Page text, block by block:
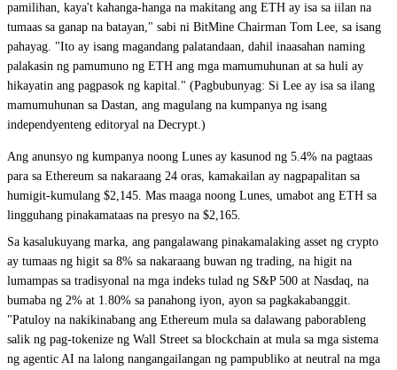
pamilihan, kaya't kahanga-hanga na makitang ang ETH ay isa sa iilan na
tumaas sa ganap na batayan," sabi ni BitMine Chairman Tom Lee, sa isang
pahayag. "Ito ay isang magandang palatandaan, dahil inaasahan naming
palakasin ng pamumuno ng ETH ang mga mamumuhunan at sa huli ay
hikayatin ang pagpasok ng kapital." (Pagbubunyag: Si Lee ay isa sa ilang
mamumuhunan sa Dastan, ang magulang na kumpanya ng isang
independyenteng editoryal na Decrypt.)
Ang anunsyo ng kumpanya noong Lunes ay kasunod ng 5.4% na pagtaas
para sa Ethereum sa nakaraang 24 oras, kamakailan ay nagpapalitan sa
humigit-kumulang $2,145. Mas maaga noong Lunes, umabot ang ETH sa
lingguhang pinakamataas na presyo na $2,165.
Sa kasalukuyang marka, ang pangalawang pinakamalaking asset ng crypto
ay tumaas ng higit sa 8% sa nakaraang buwan ng trading, na higit na
lumampas sa tradisyonal na mga indeks tulad ng S&P 500 at Nasdaq, na
bumaba ng 2% at 1.80% sa panahong iyon, ayon sa pagkakabanggit.
"Patuloy na nakikinabang ang Ethereum mula sa dalawang paborableng
salik ng pag-tokenize ng Wall Street sa blockchain at mula sa mga sistema
ng agentic AI na lalong nangangailangan ng pampubliko at neutral na mga